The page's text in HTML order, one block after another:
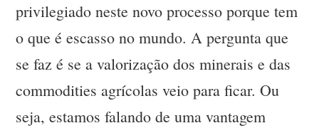
privilegiado neste novo processo porque tem
o que é escasso no mundo. A pergunta que
se faz é se a valorização dos minerais e das
commodities agrícolas veio para ficar. Ou
seja, estamos falando de uma vantagem